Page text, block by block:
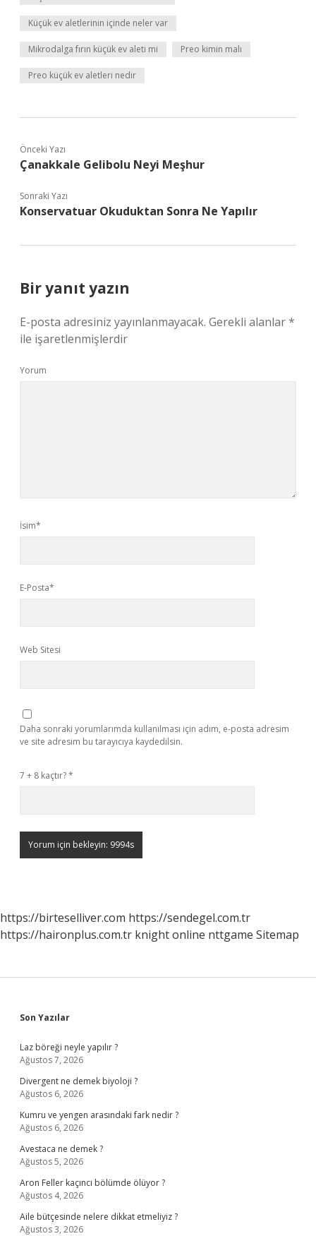
Küçük ev aletlerinin içinde neler var
Mikrodalga fırın küçük ev aleti mi Preo kimin malı
Preo küçük ev aletleri nedir
Önceki Yazı
Çanakkale Gelibolu Neyi Meşhur
Sonraki Yazı
Konservatuar Okuduktan Sonra Ne Yapılır
Bir yanıt yazın
E-posta adresiniz yayınlanmayacak. Gerekli alanlar*
ile işaretlenmişlerdir
Yorum
İsim*
E-Posta*
Web Sitesi
Daha sonraki yorumlarımda kullanılması için adım, e-posta adresim
ve site adresim bu tarayıcıya kaydedilsin.
7 + 8 kaçtır?*
https://birteselliver.com https://sendegel.com.tr
https://haironplus.com.tr knight online nttgame Sitemap
Sidebar
Son Yazılar
Laz böreği neyle yapılır ?
Ağustos 7, 2026
Divergent ne demek biyoloji ?
Ağustos 6, 2026
Kumru ve yengen arasındaki fark nedir ?
Ağustos 6, 2026
Avestaca ne demek ?
Ağustos 5, 2026
Aron Feller kaçıncı bölümde ölüyor ?
Ağustos 4, 2026
Aile bütçesinde nelere dikkat etmeliyiz ?
Ağustos 3, 2026